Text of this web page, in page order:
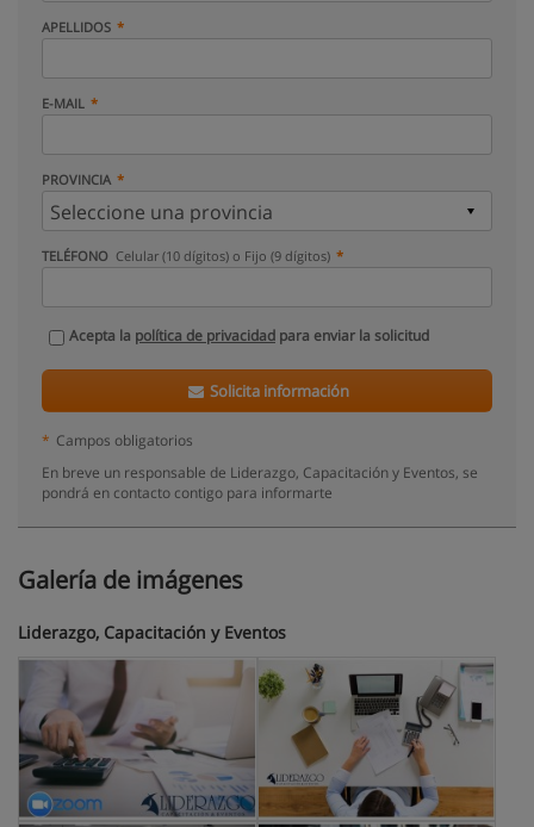
APELLIDOS
E-MAIL
PROVINCIA
TELÉFONO Celular (10 dígitos) o Fijo (9 dígitos)
Acepta la política de privacidad para enviar la solicitud
Solicita información
* Campos obligatorios
En breve un responsable de Liderazgo, Capacitación y Eventos, se
pondrá en contacto contigo para informarte
Galería de imágenes
Liderazgo, Capacitación y Eventos